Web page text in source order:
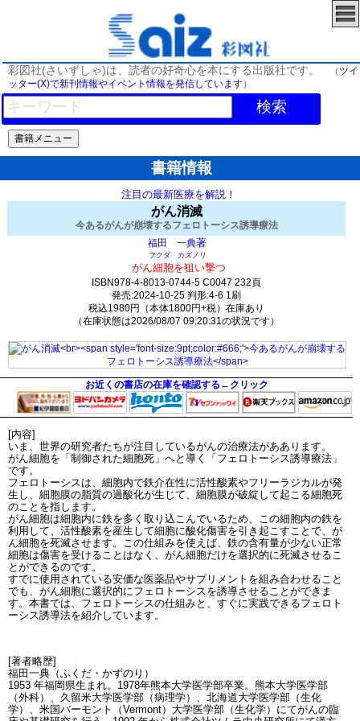
彩図社(さいずしゃ)は、読者の好奇心を本にする出版社です。 （ ツイ
ッター(X)で新刊情報やイベント情報を発信しています）
検索
書籍情報
注目の最新医療を解説！
がん消滅
今あるがんが崩壊するフェロトーシス誘導療法
福田 一典著
フクダ カズノリ
がん細胞を狙い撃つ
ISBN978-4-8013-0744-5 C0047 232頁
発売:2024-10-25 判形:4-6 1刷
税込1980円（本体1800円+税）在庫あり
（在庫状態は2026/08/07 09:20:31の状況です）
お近くの書店の在庫を確認する←クリック
[内容]
いま、世界の研究者たちが注目しているがんの治療法がああります。
がん細胞を「制御された細胞死」へと導く「フェロトーシス誘導療法」
です。
フェロトーシスは、細胞内で鉄介在性に活性酸素やフリーラジカルが発
生し、細胞膜の脂質の過酸化が生じて、細胞膜が破綻して起こる細胞死
のことを指します。
がん細胞は細胞内に鉄を多く取り込こんでいるため、この細胞内の鉄を
利用して、活性酸素を産生して細胞に酸化傷害を引き起こすことで、が
ん細胞を死滅させます。この仕組みを使えば、鉄の含有量が少ない正常
細胞は傷害を受けることはなく、がん細胞だけを選択的に死滅させるこ
とができるのです。
すでに使用されている安価な医薬品やサプリメントを組み合わせること
でも、がん細胞に選択的にフェロトーシスを誘導させることができま
す。本書では、フェロトーシスの仕組みと、すぐに実践できるフェロト
ーシス誘導法を紹介しています。
[著者略歴]
福田一典（ふくだ・かずのり）
1953 年福岡県生まれ。1978年熊本大学医学部卒業。熊本大学医学部
（外科）、久留米大学医学部（病理学）、北海道大学医学部（生化
学）、米国バーモント（Vermont）大学医学部（生化学）にてがんの臨